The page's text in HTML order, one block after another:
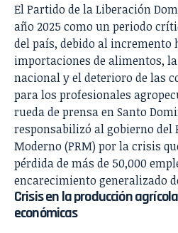
El Partido de la Liberación
año 2025 como un periodo
del país, debido al incremento
importaciones de alimentos,
nacional y el deterioro de las
para los profesionales
rueda de prensa en Santo
responsabilizó al gobierno del
Moderno (PRM) por la crisis
pérdida de más de 50,000
encarecimiento generalizado
Crisis en la producción
económicas